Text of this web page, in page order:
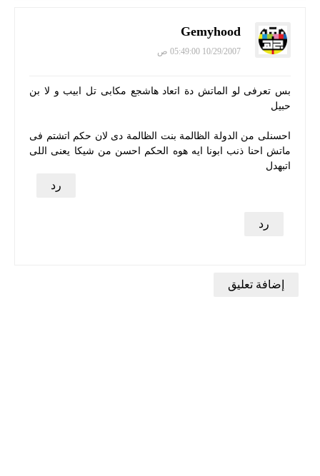
Gemyhood
10/29/2007 05:49:00 ص
بس تعرفى لو الماتش دة اتعاد هاشجع مكابى تل ابيب و لا بن
حبيل
احسنلى من الدولة الظالمة بنت الظالمة دى لان حكم اتشتم فى
ماتش احنا ذنب ابونا ايه هوه الحكم احسن من شيكا يعنى اللى
اتبهدل
رد
رد
إضافة تعليق